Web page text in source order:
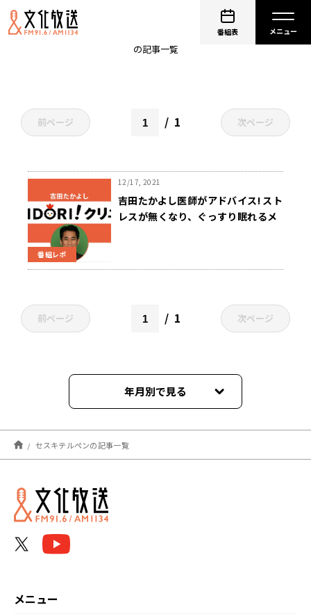
番組表
の記事一覧
前ページ 1 次ページ
番組レポ
12/17, 2021
吉田たかよし医師がアドバイス! スト
レスが無くなり、ぐっすり眠れるメ
前ページ 1 次ページ
年月別で見る
2021年12月
セスキテルペンの記事一覧
メニュー